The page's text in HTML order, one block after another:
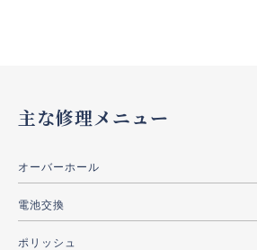
主な修理メニュー
オーバーホール
電池交換
ポリッシュ